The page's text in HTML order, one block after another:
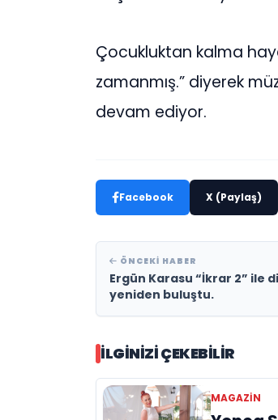
Çocukluktan kalma
zamanmış.” diyerek
devam ediyor.
Facebook X (Paylaş)
ÖNCEKI HABER
Ergün Karasu “İkrar 2” ile
yeniden buluştu.
İLGINIZI ÇEKEBILIR
MAGAZIN